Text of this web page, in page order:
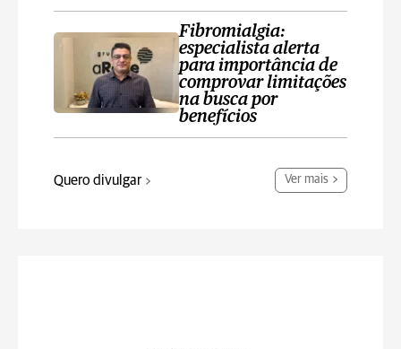
Fibromialgia:
especialista alerta
para importância de
comprovar limitações
na busca por
benefícios
Quero divulgar Ver mais